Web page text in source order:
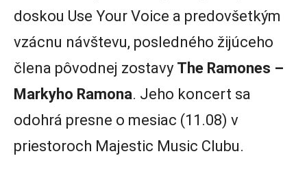
doskou Use Your Voice a predovšetkým
vzácnu návštevu, posledného žijúceho
člena pôvodnej zostavy The Ramones –
Markyho Ramona. Jeho koncert sa
odohrá presne o mesiac (11.08) v
priestoroch Majestic Music Clubu.